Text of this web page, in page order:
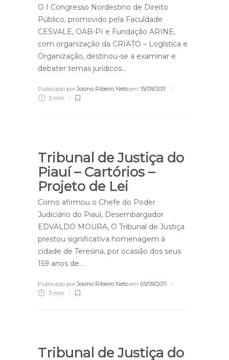
O I Congresso Nordestino de Direito
Público, promovido pela Faculdade
CESVALE, OAB-PI e Fundação ARINE,
com organização da CRIATO – Logística e
Organização, destinou-se a examinar e
debater temas jurídicos…
Publicado porJosino Ribeiro Netoem 15/09/2011
5 min
Tribunal de Justiça do
Piauí – Cartórios –
Projeto de Lei
Como afirmou o Chefe do Poder
Judiciário do Piauí, Desembargador
EDVALDO MOURA, O Tribunal de Justiça
prestou significativa homenagem à
cidade de Teresina, por ocasião dos seus
159 anos de…
Publicado porJosino Ribeiro Netoem 03/09/2011
3 min
Tribunal de Justiça do